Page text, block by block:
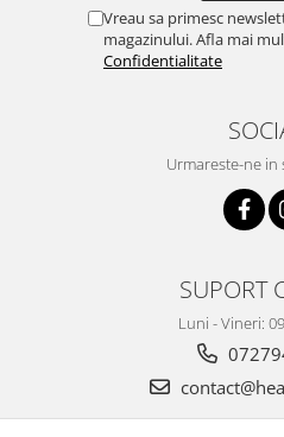
Vreau sa primesc
magazinului. Afla mai
Confidentialitate
Urmareste-ne in
SUPORT
Luni - Vineri: